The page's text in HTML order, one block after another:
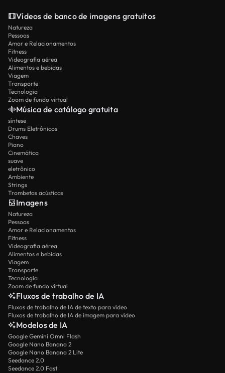
Vídeos de banco de imagens gratuitos
Natureza
Pessoas
Amor e Relacionamentos
Fitness
Videografia aérea
Alimentos e bebidas
Viagem
Transporte
Tecnologia
Zoom de fundo virtual
Música de catálogo gratuita
síntese
Drums Eletrônicos
Chaves
Piano
Cinemática
suave
eletrônico
Ambiente
Strings
Trombetas acústicas
Imagens
Natureza
Pessoas
Amor e Relacionamentos
Fitness
Videografia aérea
Alimentos e bebidas
Viagem
Transporte
Tecnologia
Zoom de fundo virtual
Fluxos de trabalho de IA
Fluxos de trabalho de IA de texto para vídeo
Fluxos de trabalho de IA de imagem para vídeo
Modelos de IA
Google Gemini Omni Flash
Google Nano Banana 2
Google Nano Banana 2 Lite
Seedance 2.0
Seedance 2.0 Fast